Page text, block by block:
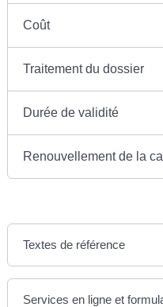
Coût
Traitement du dossier
Durée de validité
Renouvellement de la
Textes de référence
Services en ligne et